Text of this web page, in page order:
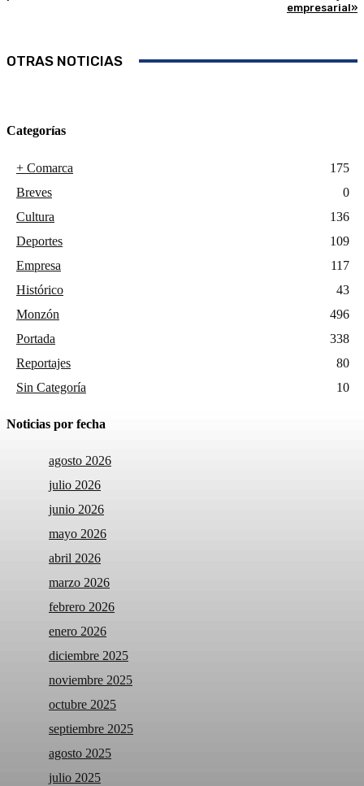
empresarial»
OTRAS NOTICIAS
Categorías
+ Comarca
175
Breves
0
Cultura
136
Deportes
109
Empresa
117
Histórico
43
Monzón
496
Portada
338
Reportajes
80
Sin Categoría
10
Noticias por fecha
agosto 2026
julio 2026
junio 2026
mayo 2026
abril 2026
marzo 2026
febrero 2026
enero 2026
diciembre 2025
noviembre 2025
octubre 2025
septiembre 2025
agosto 2025
julio 2025